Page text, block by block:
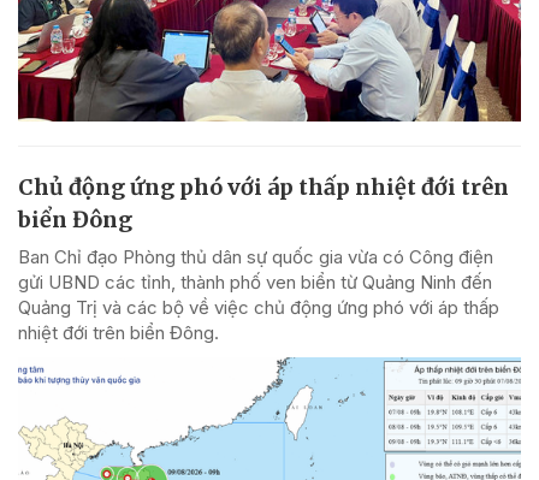
Chủ động ứng phó với áp thấp nhiệt đới trên
biển Đông
Ban Chỉ đạo Phòng thủ dân sự quốc gia vừa có Công điện
gửi UBND các tỉnh, thành phố ven biển từ Quảng Ninh đến
Quảng Trị và các bộ về việc chủ động ứng phó với áp thấp
nhiệt đới trên biển Đông.